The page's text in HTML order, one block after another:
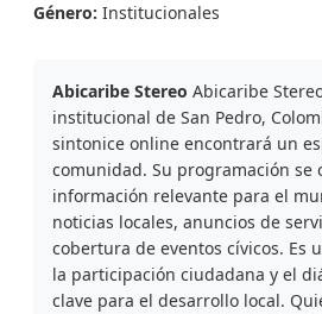
Género: Institucionales
Abicaribe Stereo Abicaribe
institucional de San Pedro,
sintonice online encontrará un
comunidad. Su programación se
información relevante para el
noticias locales, anuncios de
cobertura de eventos cívicos. Es
la participación ciudadana y el
clave para el desarrollo local.